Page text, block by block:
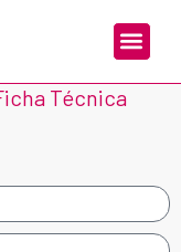
Técnica